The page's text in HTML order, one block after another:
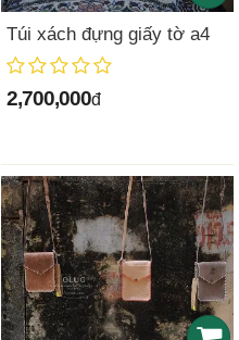
Túi xách đựng giấy tờ a4
2,700,000đ